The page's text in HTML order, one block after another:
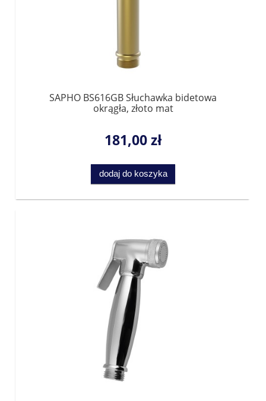
SAPHO BS616GB Słuchawka bidetowa
okrągła, złoto mat
181,00 zł
dodaj do koszyka